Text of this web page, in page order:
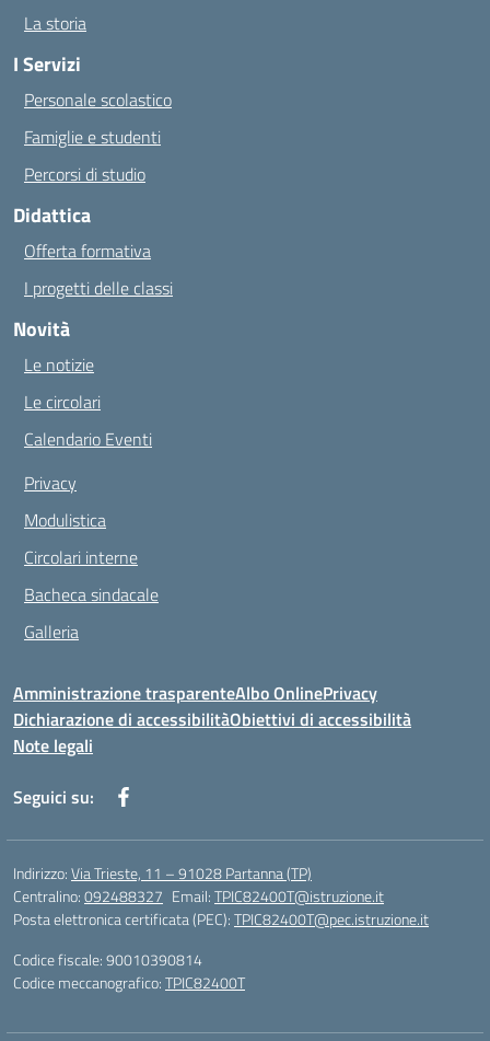
La storia
I Servizi
Personale scolastico
Famiglie e studenti
Percorsi di studio
Didattica
Offerta formativa
I progetti delle classi
Novità
Le notizie
Le circolari
Calendario Eventi
Privacy
Modulistica
Circolari interne
Bacheca sindacale
Galleria
Amministrazione trasparenteAlbo OnlinePrivacy
Dichiarazione di accessibilitàObiettivi di accessibilità
Note legali
Seguici su:
Indirizzo:Via Trieste, 11 – 91028 Partanna (TP)
Centralino:092488327 Email:TPIC82400T@istruzione.it
Posta elettronica certificata (PEC):TPIC82400T@pec.istruzione.it
Codice fiscale: 90010390814
Codice meccanografico:TPIC82400T